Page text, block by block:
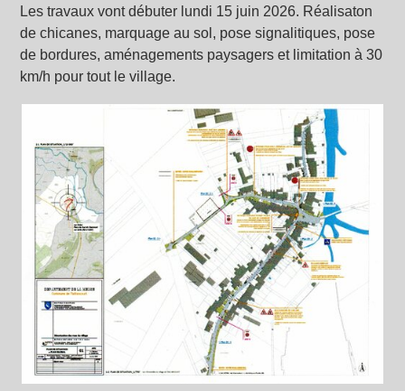
Les travaux vont débuter lundi 15 juin 2026. Réalisaton
de chicanes, marquage au sol, pose signalitiques, pose
de bordures, aménagements paysagers et limitation à 30
km/h pour tout le village.